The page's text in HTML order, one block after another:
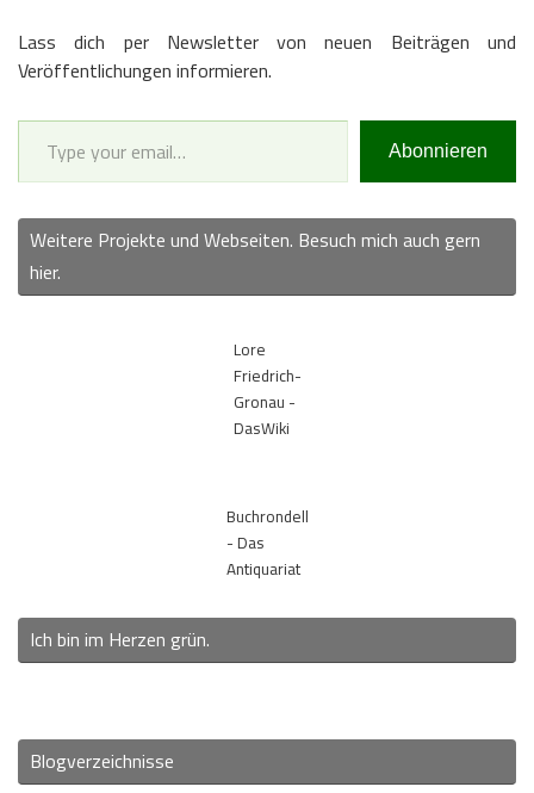
Lass dich per Newsletter von neuen Beiträgen und
Veröffentlichungen informieren.
Type your email…
Abonnieren
Weitere Projekte und Webseiten. Besuch mich auch gern
hier.
Lore
Friedrich-
Gronau -
DasWiki
Buchrondell
- Das
Antiquariat
Ich bin im Herzen grün.
Blogverzeichnisse